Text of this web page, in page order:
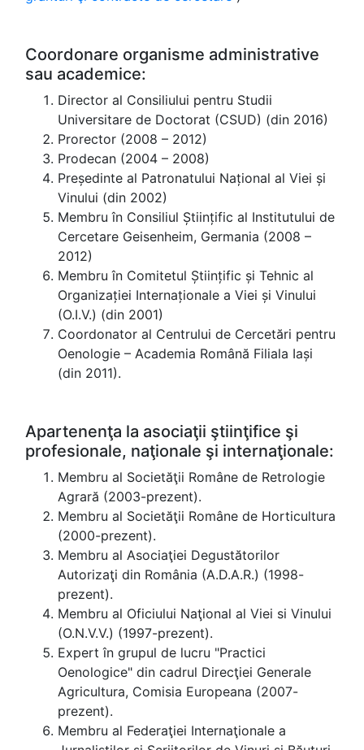
Coordonare organisme administrative
sau academice:
Director al Consiliului pentru Studii
Universitare de Doctorat (CSUD) (din 2016)
Prorector (2008 – 2012)
Prodecan (2004 – 2008)
Președinte al Patronatului Național al Viei și
Vinului (din 2002)
Membru în Consiliul Științific al Institutului de
Cercetare Geisenheim, Germania (2008 –
2012)
Membru în Comitetul Științific și Tehnic al
Organizației Internaționale a Viei și Vinului
(O.I.V.) (din 2001)
Coordonator al Centrului de Cercetări pentru
Oenologie – Academia Română Filiala Iași
(din 2011).
Apartenenţa la asociaţii ştiinţifice şi
profesionale, naţionale şi internaţionale:
Membru al Societăţii Române de Retrologie
Agrară (2003-prezent).
Membru al Societăţii Române de Horticultura
(2000-prezent).
Membru al Asociaţiei Degustătorilor
Autorizaţi din România (A.D.A.R.) (1998-
prezent).
Membru al Oficiului Naţional al Viei si Vinului
(O.N.V.V.) (1997-prezent).
Expert în grupul de lucru "Practici
Oenologice" din cadrul Direcţiei Generale
Agricultura, Comisia Europeana (2007-
prezent).
Membru al Federaţiei Internaţionale a